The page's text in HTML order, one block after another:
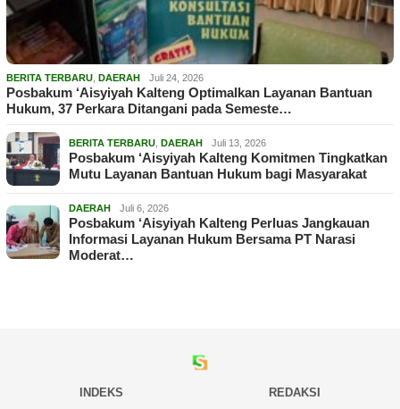
BERITA TERBARU DAERAH Juli 24, 2026
Posbakum ‘Aisyiyah Kalteng Optimalkan Layanan Bantuan
Hukum, 37 Perkara Ditangani pada Semeste…
BERITA TERBARU DAERAH Juli 13, 2026
Posbakum ‘Aisyiyah Kalteng Komitmen Tingkatkan
Mutu Layanan Bantuan Hukum bagi Masyarakat
DAERAH Juli 6, 2026
Posbakum ‘Aisyiyah Kalteng Perluas Jangkauan
Informasi Layanan Hukum Bersama PT Narasi
Moderat…
INDEKS REDAKSI